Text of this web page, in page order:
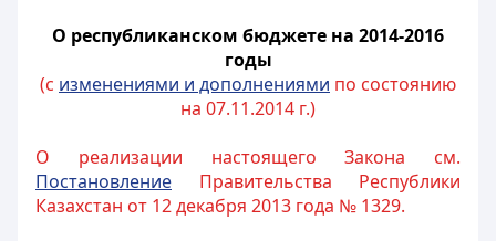
О республиканском бюджете на 2014-2016
годы
(с изменениями и дополнениями по состоянию
на 07.11.2014 г.)
О реализации настоящего Закона см.
Постановление Правительства Республики
Казахстан от 12 декабря 2013 года № 1329.